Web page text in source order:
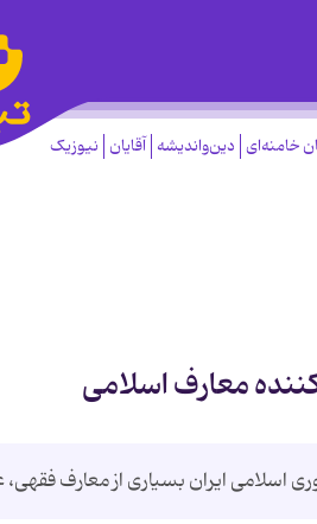
خامنه‌ای دین‌واندیشه آقایان نیوزیک
معارف اسلامی
اسلامی ایران بسیاری از معارف